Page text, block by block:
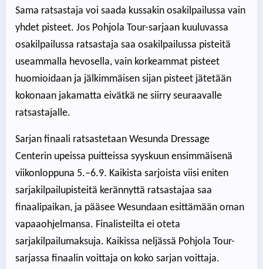
Sama ratsastaja voi saada kussakin osakilpailussa vain
yhdet pisteet. Jos Pohjola Tour-sarjaan kuuluvassa
osakilpailussa ratsastaja saa osakilpailussa pisteitä
useammalla hevosella, vain korkeammat pisteet
huomioidaan ja jälkimmäisen sijan pisteet jätetään
kokonaan jakamatta eivätkä ne siirry seuraavalle
ratsastajalle.
Sarjan finaali ratsastetaan Wesunda Dressage
Centerin upeissa puitteissa syyskuun ensimmäisenä
viikonloppuna 5.–6.9. Kaikista sarjoista viisi eniten
sarjakilpailupisteitä kerännyttä ratsastajaa saa
finaalipaikan, ja pääsee Wesundaan esittämään oman
vapaaohjelmansa. Finalisteilta ei oteta
sarjakilpailumaksuja. Kaikissa neljässä Pohjola Tour-
sarjassa finaalin voittaja on koko sarjan voittaja.